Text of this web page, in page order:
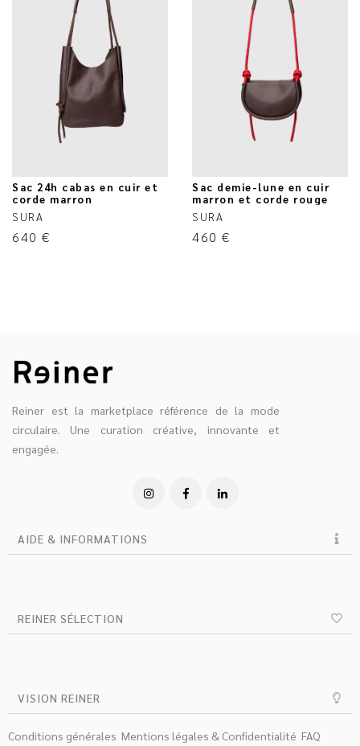
Sac 24h cabas en cuir et
corde marron
SURA
640 €
Sac demie-lune en cuir
marron et corde rouge
SURA
460 €
Reiner est la marketplace référence de la mode
circulaire. Une curation créative, innovante et
engagée.
AIDE & INFORMATIONS
REINER SÉLECTION
VISION REINER
Conditions générales Mentions légales & Confidentialité FAQ